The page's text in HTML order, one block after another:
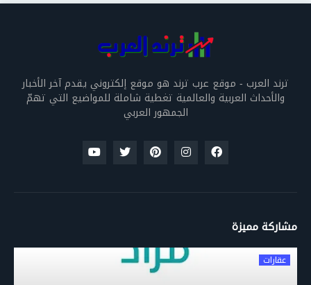
ترند العرب - موقع عرب ترند هو موقع إلكتروني يقدم آخر الأخبار
والأحداث العربية والعالمية تغطية شاملة للمواضيع التي تهمّ
الجمهور العربي
مشاركة مميزة
عقارات